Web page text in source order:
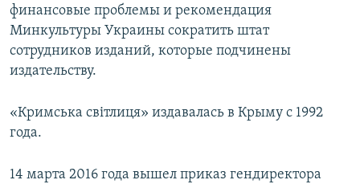
финансовые проблемы и рекомендация
Минкультуры Украины сократить штат
сотрудников изданий, которые подчинены
издательству.
«Кримська світлиця» издавалась в Крыму с 1992
года.
14 марта 2016 года вышел приказ гендиректора